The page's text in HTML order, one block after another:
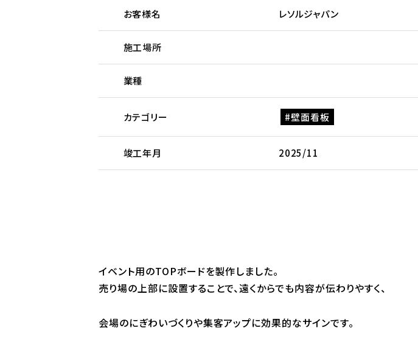
お客様名 レソルジャパン
施工場所
業種
カテゴリー 壁面看板
竣工年月 2025/11
イベント用のTOPボードを製作しました。
売り場の上部に設置することで、遠くからでも内容が伝わりやすく、
会場のにぎわいづくりや集客アップに効果的なサインです。